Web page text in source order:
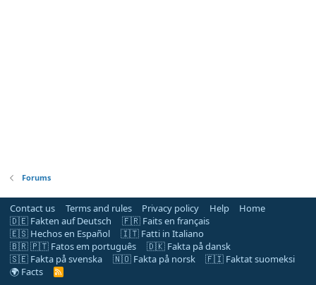
Forums
Contact us Terms and rules Privacy policy Help
Home
🇩🇪 Fakten auf Deutsch
🇫🇷 Faits en français
🇪🇸 Hechos en Español
🇮🇹 Fatti in Italiano
🇧🇷 🇵🇹 Fatos em português
🇩🇰 Fakta på dansk
🇸🇪 Fakta på svenska
🇳🇴 Fakta på norsk
🇫🇮 Faktat suomeksi
🌍 Facts
R